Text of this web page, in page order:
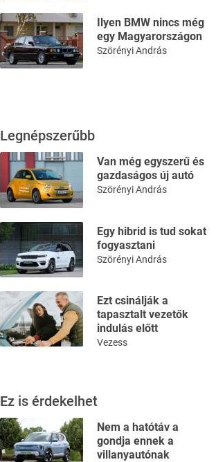
Ilyen BMW nincs még
egy Magyarországon
Szörényi András
Legnépszerűbb
Van még egyszerű és
gazdaságos új autó
Szörényi András
Egy hibrid is tud sokat
fogyasztani
Szörényi András
Ezt csinálják a
tapasztalt vezetők
indulás előtt
Vezess
Ez is érdekelhet
Nem a hatótáv a
gondja ennek a
villanyautónak